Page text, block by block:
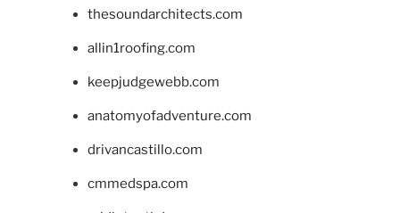
thesoundarchitects.com
allin1roofing.com
keepjudgewebb.com
anatomyofadventure.com
drivancastillo.com
cmmedspa.com